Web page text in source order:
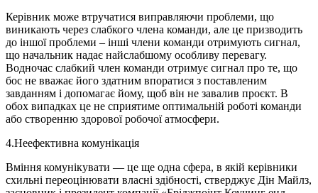
Керівник може втручатися виправляючи проблеми, що
виникають через слабкого члена команди, але це призводить
до іншої проблеми – інші члени команди отримують сигнал,
що начальник надає найслабшому особливу перевагу.
Водночас слабкий член команди отримує сигнал про те, що
бос не вважає його здатним впоратися з поставленим
завданням і допомагає йому, щоб він не завалив проєкт. В
обох випадках це не сприятиме оптимальній роботі команди
або створенню здорової робочої атмосфери.
4.Неефективна комунікація
Вміння комунікувати — це ще одна сфера, в якій керівники
схильні переоцінювати власні здібності, стверджує Дін Майлз,